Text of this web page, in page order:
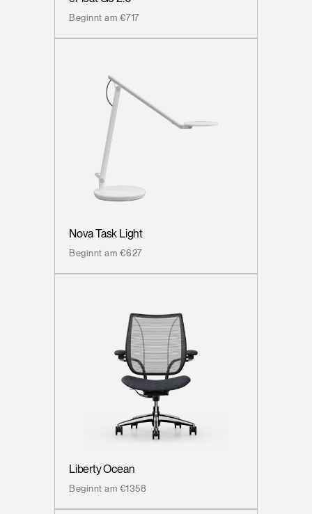
Beginnt am €717
Nova Task Light
Beginnt am €627
Liberty Ocean
Beginnt am €1358